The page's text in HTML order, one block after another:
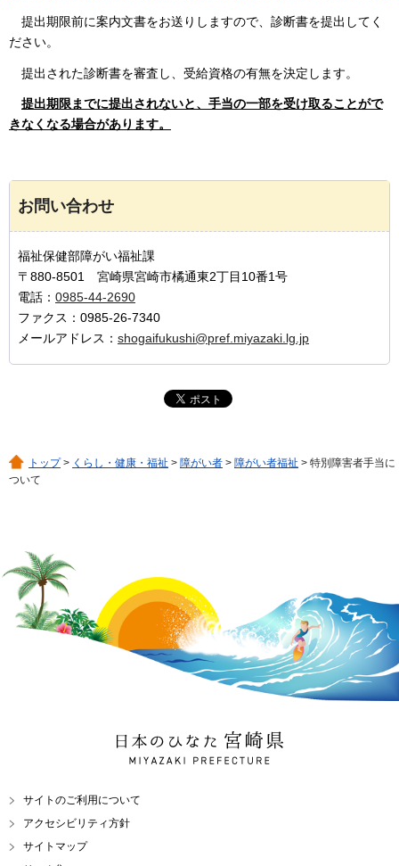
提出期限前に案内文書をお送りしますので、診断書を提出してく
ださい。
提出された診断書を審査し、受給資格の有無を決定します。
提出期限までに提出されないと、手当の一部を受け取ることがで
きなくなる場合があります。
お問い合わせ
福祉保健部障がい福祉課
〒880-8501 宮崎県宮崎市橘通東2丁目10番1号
電話： 0985-44-2690
ファクス：0985-26-7340
メールアドレス： shogaifukushi@pref.miyazaki.lg.jp
トップ> くらし・健康・福祉 > 障がい者 > 障がい者福祉 > 特別障害者手当に
ついて
日本のひなた 宮崎県
MIYAZAKI PREFECTURE
サイトのご利用について
アクセシビリティ方針
サイトマップ